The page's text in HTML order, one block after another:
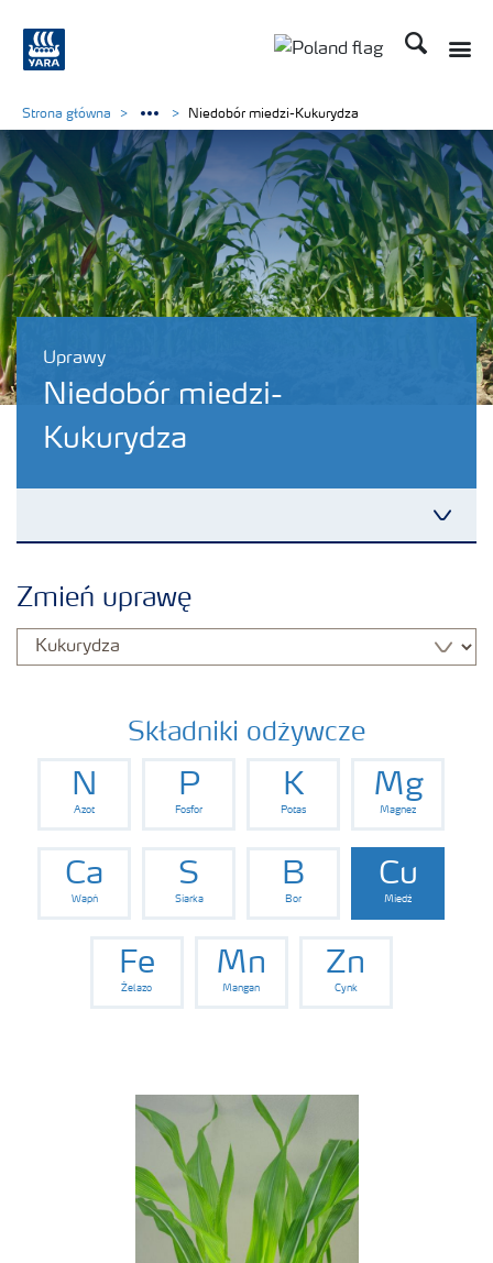
Szukaj
Uprawy
Niedobór miedzi-
Kukurydza
Uprawy
Porady dotyczące wysiewu nawozów
Narzędzia i usługi
Broszury Yara
Strona główna Niedobór miedzi-Kukurydza
Zmień uprawę
Składniki odżywcze
N
Azot
P
Fosfor
K
Potas
Mg
Magnez
Ca
Wapń
S
Siarka
B
Bor
Cu
Miedź
Fe
Żelazo
Mn
Mangan
Zn
Cynk